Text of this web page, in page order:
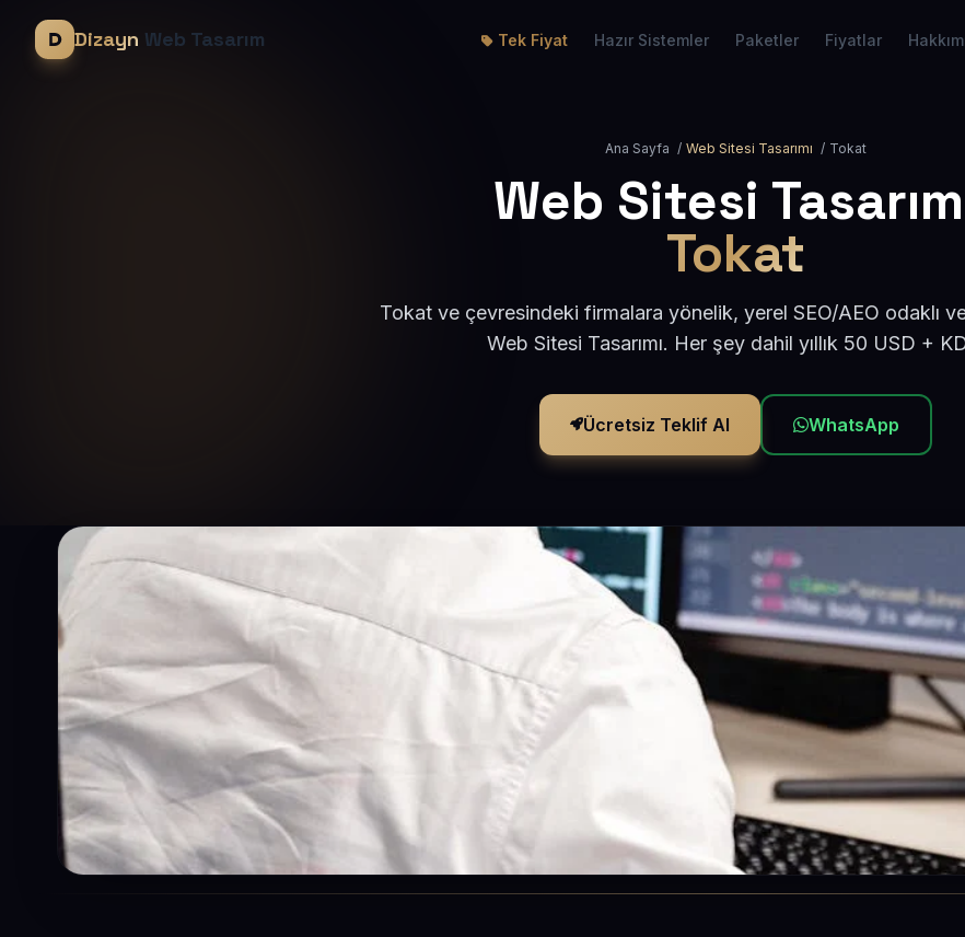
Dizayn Web Tasarım Tek Fiyat Hazır Sistemler Paketler Fiyatlar
Ana Sayfa / Web Sitesi Tasarımı / Tokat
Web Sitesi
Tokat
Tokat ve çevresindeki firmalara yönelik, yerel SEO/AEO odaklı
Web Sitesi Tasarımı. Her şey dahil yıllık 50 USD +
Ücretsiz Teklif Al WhatsApp